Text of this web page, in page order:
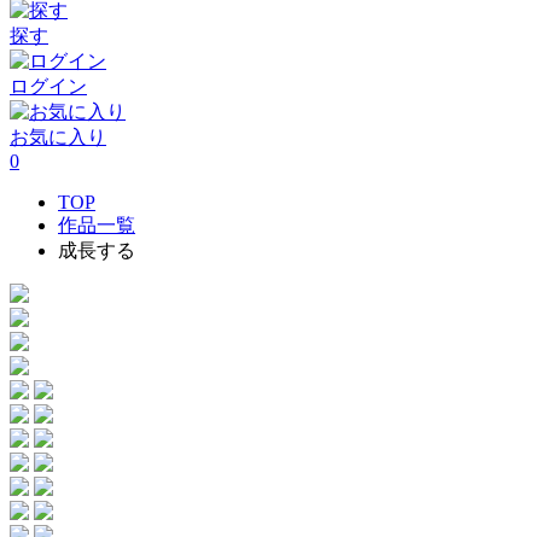
探す
ログイン
お気に入り
0
TOP
作品一覧
成長する